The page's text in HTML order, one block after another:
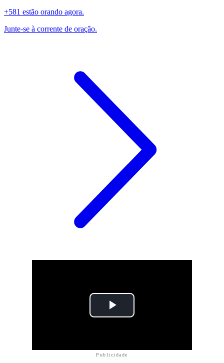
+581 estão orando agora.
Junte-se à corrente de oração.
Publicidade